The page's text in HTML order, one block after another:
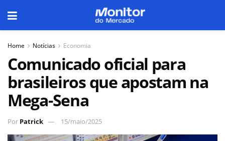
Home Notícias Economia
Comunicado oficial para
brasileiros que apostam na
Mega-Sena
Por Patrick 15/maio/2025